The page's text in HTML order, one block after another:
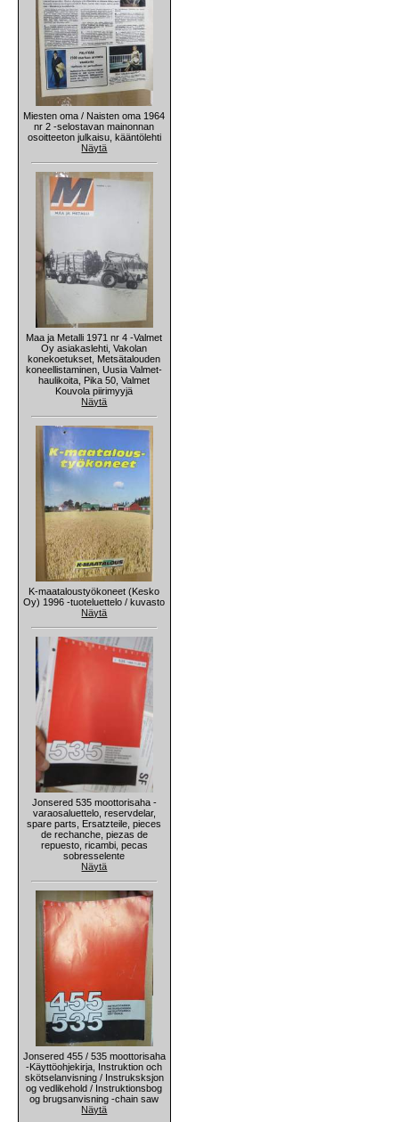
Miesten oma / Naisten oma 1964
nr 2 -selostavan mainonnan
osoitteeton julkaisu, kääntölehti
Näytä
Maa ja Metalli 1971 nr 4 -Valmet
Oy asiakaslehti, Vakolan
konekoetukset, Metsätalouden
koneellistaminen, Uusia Valmet-
haulikoita, Pika 50, Valmet
Kouvola piirimyyjä
Näytä
K-maataloustyökoneet (Kesko
Oy) 1996 -tuoteluettelo / kuvasto
Näytä
Jonsered 535 moottorisaha -
varaosaluettelo, reservdelar,
spare parts, Ersatzteile, pieces
de rechanche, piezas de
repuesto, ricambi, pecas
sobresselente
Näytä
Jonsered 455 / 535 moottorisaha
-Käyttöohjekirja, Instruktion och
skötselanvisning / Instruksksjon
og vedlikehold / Instruktionsbog
og brugsanvisning -chain saw
Näytä